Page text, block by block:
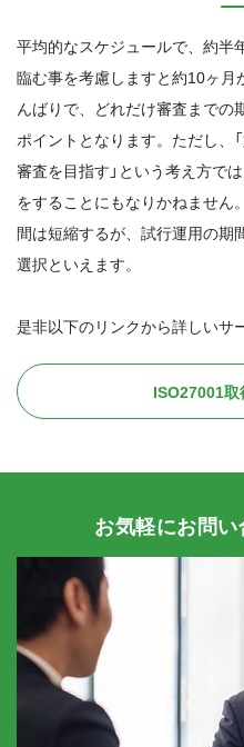
平均的なスケジュールで、約半
臨む事を考慮しますと約10ヶ月
んばりで、どれだけ審査までの
ポイントとなります。ただし、
審査を目指す」という考え方で
をすることにもなりかねません
間は短縮するが、試行運用の期
選択といえます。
是非以下のリンクから詳しいサ
ISO27001
お気軽にお問い